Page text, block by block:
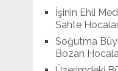
İşinin Ehli
Sahte
Soğutma
Bozan